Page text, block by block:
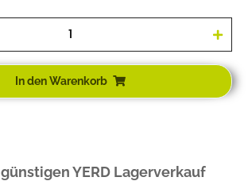
In den Warenkorb
günstigen YERD Lagerverkauf